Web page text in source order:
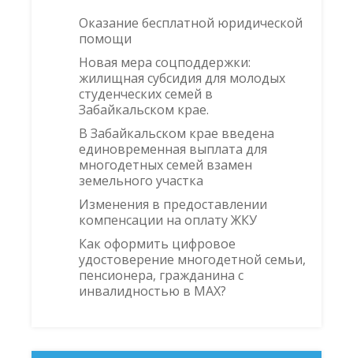
Оказание бесплатной юридической
помощи
Новая мера соцподдержки:
жилищная субсидия для молодых
студенческих семей в
Забайкальском крае.
В Забайкальском крае введена
единовременная выплата для
многодетных семей взамен
земельного участка
Изменения в предоставлении
компенсации на оплату ЖКУ
Как оформить цифровое
удостоверение многодетной семьи,
пенсионера, гражданина с
инвалидностью в MAX?